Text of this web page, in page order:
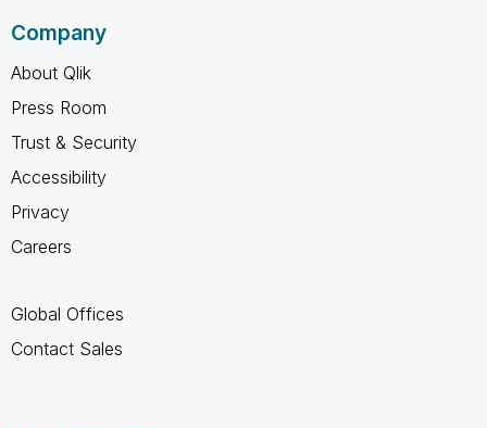
Company
About Qlik
Press Room
Trust & Security
Accessibility
Privacy
Careers
Global Offices
Contact Sales